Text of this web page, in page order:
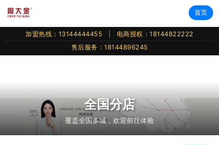
首页
加盟热线：13144444455
电商授权：18144822222
售后服务：18144896245
全国分店
覆盖全国多城，欢迎前往体验